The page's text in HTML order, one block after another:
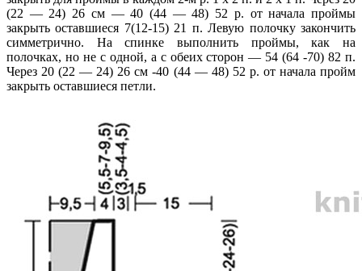
(22 — 24) 26 см — 40 (44 — 48) 52 р. от начала проймы
закрыть оставшиеся 7(12-15) 21 п. Левую полочку закончить
симметрично. На спинке выполнить проймы, как на
полочках, но не с одной, а с обеих сторон — 54 (64 -70) 82 п.
Через 20 (22 — 24) 26 см -40 (44 — 48) 52 р. от начала пройм
закрыть оставшиеся петли.